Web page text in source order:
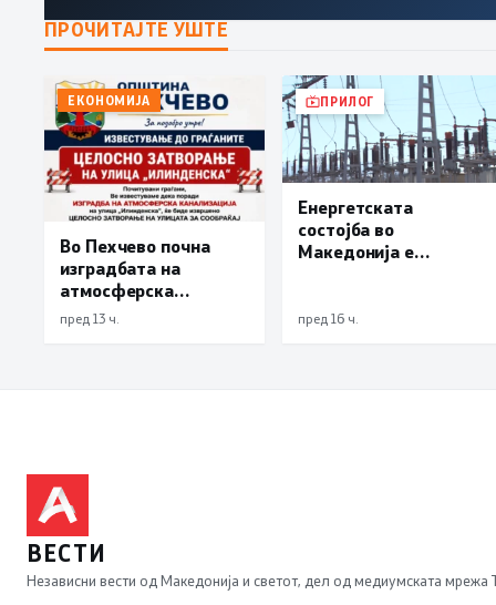
ПРОЧИТАЈТЕ УШТЕ
ЕКОНОМИЈА
Во Пехчево почна
изградбата на
атмосферска
канализација на
улицата
пред 13 ч.
ПРИЛОГ
Енергетската
состојба во
Македонија е
пред 16 ч.
ВЕСТИ
Независни вести од Македонија и светот, дел од медиумската